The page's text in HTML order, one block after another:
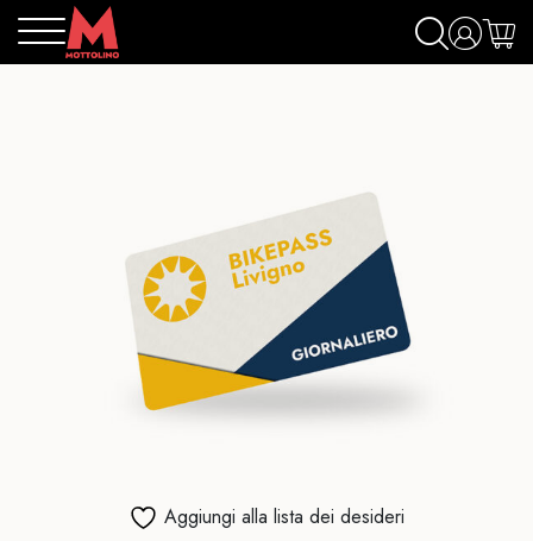
Aggiungi alla lista dei desideri